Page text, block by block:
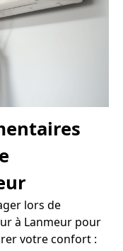
lors de
à Lanmeur pour
votre confort :